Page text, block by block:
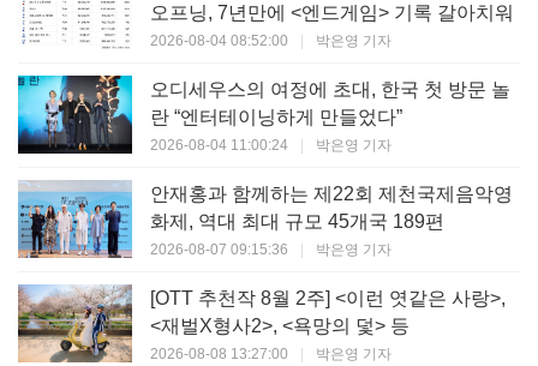
오프닝, 7년만에 <엔드게임> 기록 갈아치워
2026-08-04 08:52:00 | 박은영 기자
오디세우스의 여정에 초대, 한국 첫 방문 놀
란 “엔터테이닝하게 만들었다”
2026-08-04 11:00:24 | 박은영 기자
안재홍과 함께하는 제22회 제천국제음악영
화제, 역대 최대 규모 45개국 189편
2026-08-07 09:15:36 | 박은영 기자
[OTT 추천작 8월 2주] <이런 엿같은 사랑>,
<재벌X형사2>, <욕망의 덫> 등
2026-08-08 13:27:00 | 박은영 기자